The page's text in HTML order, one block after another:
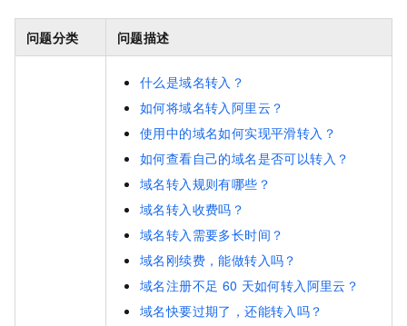
问题分类 问题描述
什么是域名转入？
如何将域名转入阿里云？
使用中的域名如何实现平滑转入？
如何查看自己的域名是否可以转入？
域名转入规则有哪些？
域名转入收费吗？
域名转入需要多长时间？
域名刚续费，能做转入吗？
域名注册不足 60 天如何转入阿里云？
域名快要过期了，还能转入吗？